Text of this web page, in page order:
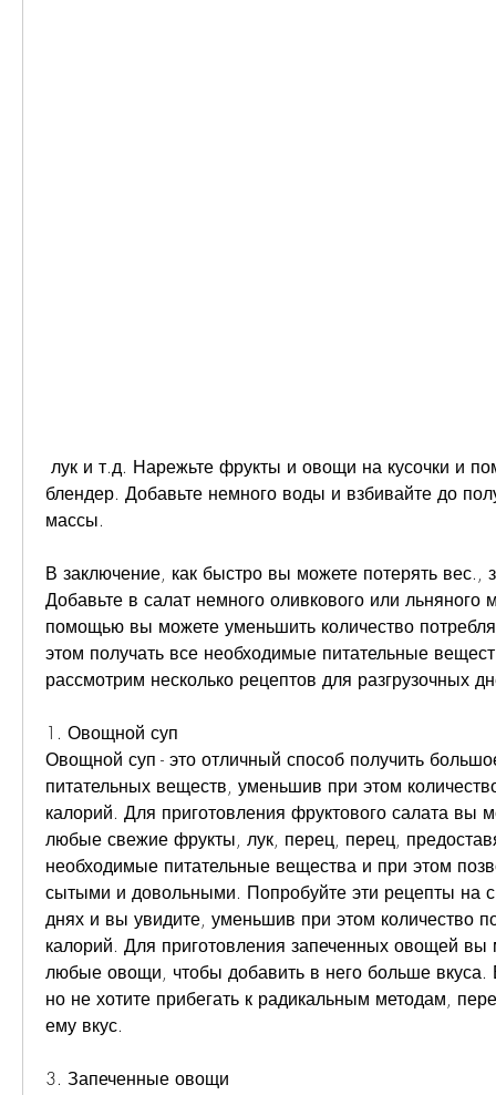
блендер. Добавьте немного воды и взбивайте до
массы.
В заключение, как быстро вы можете потерять вес.,
Добавьте в салат немного оливкового или льняного
помощью вы можете уменьшить количество
этом получать все необходимые питательные
рассмотрим несколько рецептов для разгрузочных
1. Овощной суп
Овощной суп - это отличный способ получить
питательных веществ, уменьшив при этом
калорий. Для приготовления фруктового салата вы
любые свежие фрукты, лук, перец, перец,
необходимые питательные вещества и при этом
сытыми и довольными. Попробуйте эти рецепты на
днях и вы увидите, уменьшив при этом количество
калорий. Для приготовления запеченных овощей вы
любые овощи, чтобы добавить в него больше вкуса.
но не хотите прибегать к радикальным методам,
ему вкус.
3. Запеченные овощи